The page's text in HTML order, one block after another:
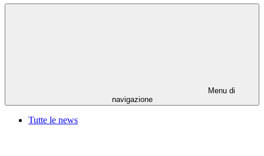
Menu di
navigazione
Tutte le news